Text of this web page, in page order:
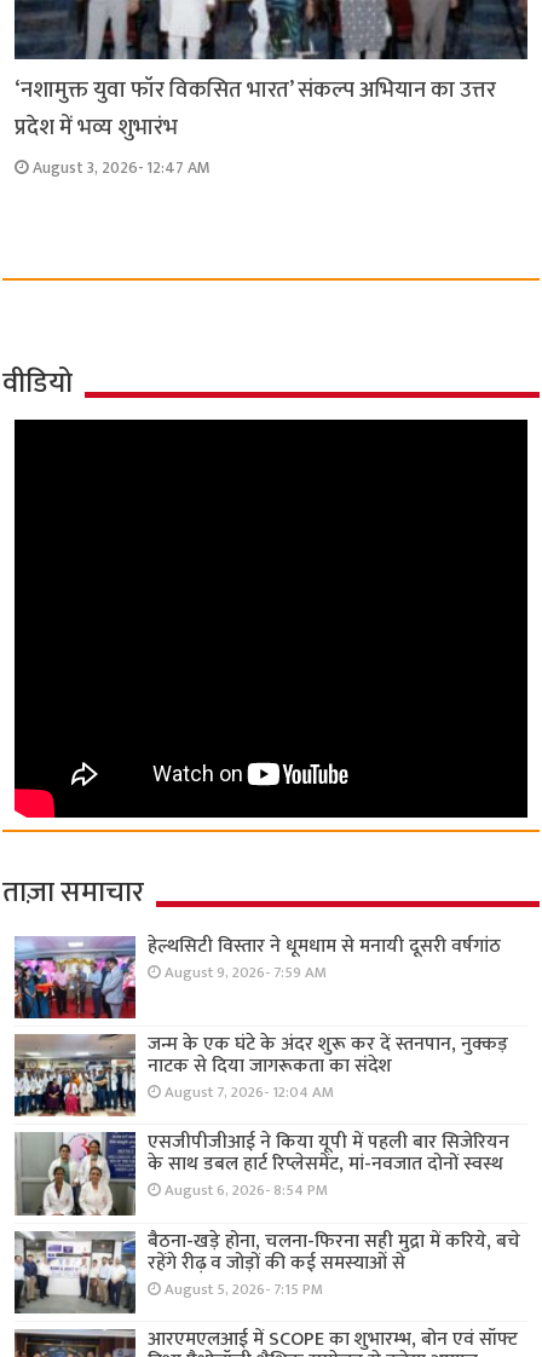
‘नशामुक्त युवा फॉर विकसित भारत’ संकल्प अभियान का उत्तर
प्रदेश में भव्य शुभारंभ
August 3, 2026- 12:47 AM
वीडियो
ताज़ा समाचार
हेल्थसिटी विस्तार ने धूमधाम से मनायी दूसरी वर्षगांठ
August 9, 2026- 7:59 AM
जन्म के एक घंटे के अंदर शुरू कर दें स्तनपान, नुक्कड़
नाटक से दिया जागरूकता का संदेश
August 7, 2026- 12:04 AM
एसजीपीजीआई ने किया यूपी में पहली बार सिजेरियन
के साथ डबल हार्ट रिप्लेसमेंट, मां-नवजात दोनों स्वस्थ
August 6, 2026- 8:54 PM
बैठना-खड़े होना, चलना-फिरना सही मुद्रा में करिये, बचे
रहेंगे रीढ़ व जोड़ों की कई समस्याओं से
August 5, 2026- 7:15 PM
आरएमएलआई में SCOPE का शुभारम्भ, बोन एवं सॉफ्ट